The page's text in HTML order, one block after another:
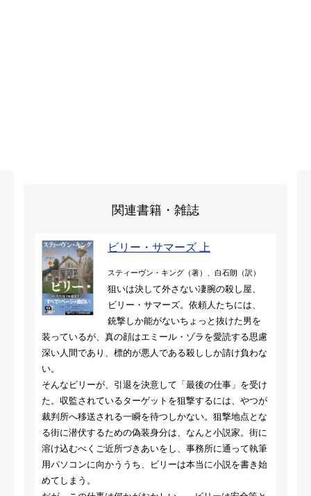
関連書籍・雑誌
ビリー・サマーズ 上
スティーヴン・キング（著）、白石朗（訳）
狙いは決して外さない凄腕の殺し屋、
ビリー・サマーズ。依頼人たちには、
銃撃しか能がないちょっと抜けた男を
装っているが、真の顔はエミール・ゾラを愛読する思慮
深い人間であり、標的が悪人である殺ししか請け負わな
い。
そんなビリーが、引退を決意して「最後の仕事」を受け
た。収監されているターゲットを狙撃するには、やつが
裁判所へ移送される一瞬を待つしかない。狙撃地点とな
る街に潜伏するための偽装身分は、なんと小説家。街に
溶け込むべくご近所づきあいをし、事務所に通って執筆
用パソコンに向かううち、ビリーは本当に小説を書き始
めてしまう。